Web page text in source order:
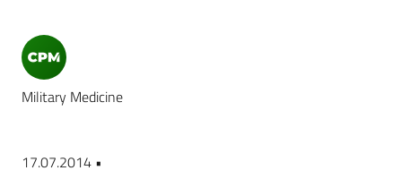
Military Medicine
17.07.2014 •